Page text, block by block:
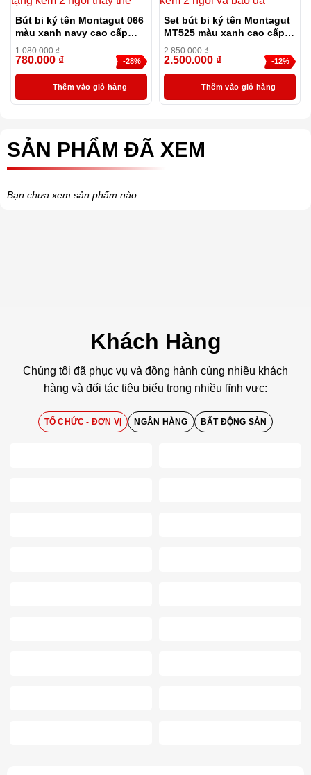
Bút bi ký tên Montagut 066
màu xanh navy cao cấp
tặng kèm 2 ngòi thay thế
1.080.000₫
-28%
780.000 ₫
Thêm vào giỏ hàng
Set bút bi ký tên Montagut
MT525 màu xanh cao cấp
kèm 2 ngòi và bao da
2.850.000₫
-12%
2.500.000 ₫
Thêm vào giỏ hàng
SẢN PHẨM ĐÃ XEM
Bạn chưa xem sản phẩm nào.
Khách Hàng
Chúng tôi đã phục vụ và đồng hành cùng nhiều khách
hàng và đối tác tiêu biểu trong nhiều lĩnh vực:
TỔ CHỨC - ĐƠN VỊ NGÂN HÀNG BẤT ĐỘNG SẢN